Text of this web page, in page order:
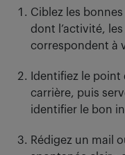
Ciblez les
dont l’activité,
correspondent à
Identifiez le point
carrière, puis
identifier le bon
Rédigez un mail